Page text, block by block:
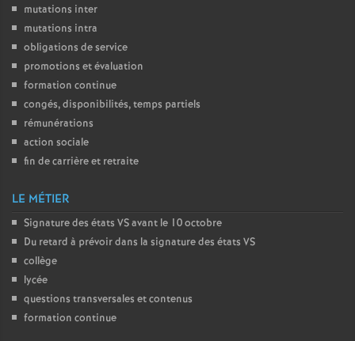
mutations inter
mutations intra
obligations de service
promotions et évaluation
formation continue
congés, disponibilités, temps partiels
rémunérations
action sociale
fin de carrière et retraite
LE MÉTIER
Signature des états VSavant le 10 octobre
Du retard à prévoir dans la signature des états VS
collège
lycée
questions transversales et contenus
formation continue